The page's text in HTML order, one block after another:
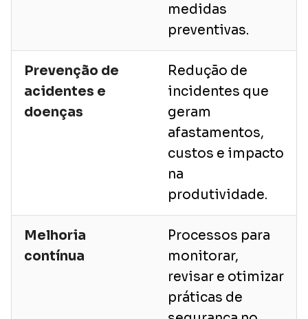
medidas
preventivas.
Prevenção de
acidentes e
doenças
Redução de
incidentes que
geram
afastamentos,
custos e impacto
na
produtividade.
Melhoria
contínua
Processos para
monitorar,
revisar e otimizar
práticas de